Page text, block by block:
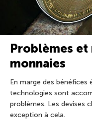
Problèmes
monnaies
En marge des bénéfices
technologies sont
problèmes. Les devises
exception à cela.